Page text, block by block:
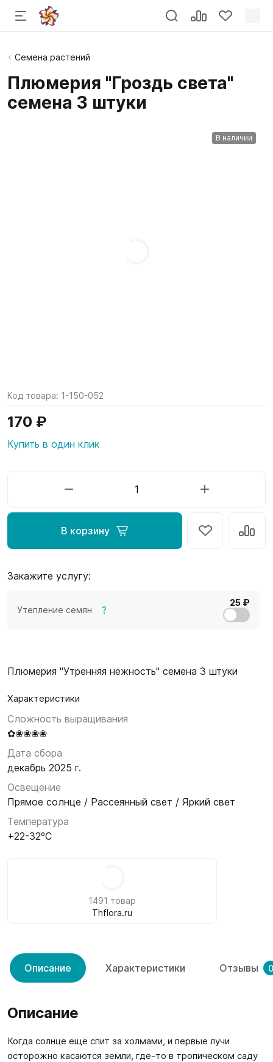
Семена растений
Плюмерия "Гроздь света"
семена 3 штуки
В наличии
Код товара: 1-150-052
170 ₽
Купить в один клик
В корзину
Закажите услугу:
Утепление семян ?
25 ₽
Плюмерия "Утренняя нежность" семена 3 штуки
Характеристики
Сложность выращивания
✿❀❀❀❀
Дата сбора
декабрь 2025 г.
Освещение
Прямое солнце / Рассеянный свет / Яркий свет
Температура
+22-32ºC
1491 товар
Thflora.ru
Описание Характеристики Отзывы 0
Описание
Когда солнце ещё спит за холмами, и первые лучи
осторожно касаются земли, где-то в тропическом саду